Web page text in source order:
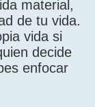
material,
de tu vida.
vida si
decide
enfocar